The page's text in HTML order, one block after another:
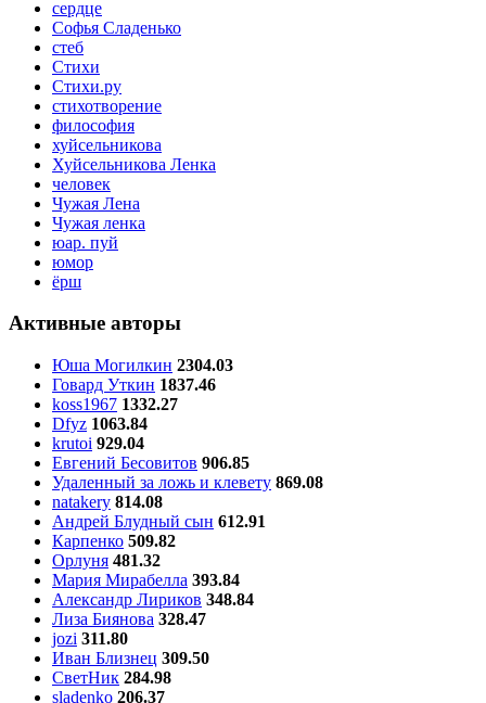
сердце
Софья Сладенько
стеб
Стихи
Стихи.ру
стихотворение
философия
хуйсельникова
Хуйсельникова Ленка
человек
Чужая Лена
Чужая ленка
юар. пуй
юмор
ёрш
Активные авторы
Юша Могилкин 2304.03
Говард Уткин 1837.46
koss1967 1332.27
Dfyz 1063.84
krutoi 929.04
Евгений Бесовитов 906.85
Удаленный за ложь и клевету 869.08
natakery 814.08
Андрей Блудный сын 612.91
Карпенко 509.82
Орлуня 481.32
Мария Мирабелла 393.84
Александр Лириков 348.84
Лиза Биянова 328.47
jozi 311.80
Иван Близнец 309.50
СветНик 284.98
sladenko 206.37